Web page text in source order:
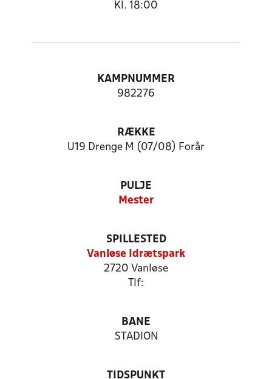
Kl. 18:00
KAMPNUMMER
982276
RÆKKE
U19 Drenge M (07/08) Forår
PULJE
Mester
SPILLESTED
Vanløse Idrætspark
2720 Vanløse
Tlf:
BANE
STADION
TIDSPUNKT